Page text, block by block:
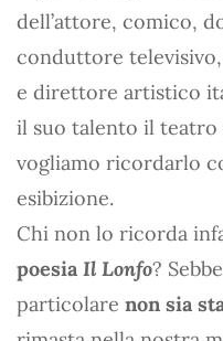
dell’attore, comico,
conduttore
e direttore artistico
il suo talento il teatro
vogliamo ricordarlo
esibizione.
Chi non lo ricorda
poesia Il Lonfo?
particolare non sia